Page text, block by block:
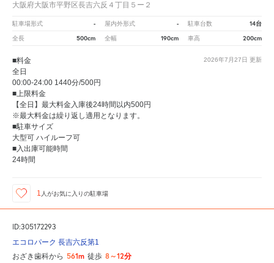
大阪府大阪市平野区長吉六反４丁目５ー２
駐車場形式 - 屋内外形式 - 駐車台数 14台
全長 500cm 全幅 190cm 車高 200cm
2026年7月27日 更新
■料金
全日
00:00-24:00 1440分/500円
■上限料金
【全日】最大料金入庫後24時間以内500円
※最大料金は繰り返し適用となります。
■駐車サイズ
大型可 ハイルーフ可
■入出庫可能時間
24時間
1 人がお気に入りの駐車場
ID:305172293
エコロパーク 長吉六反第1
おざき歯科から 561m 徒歩 8～12分